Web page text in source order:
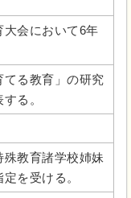
大会において6年
てる教育」の研究
る。
殊教育諸学校姉妹
を受ける。